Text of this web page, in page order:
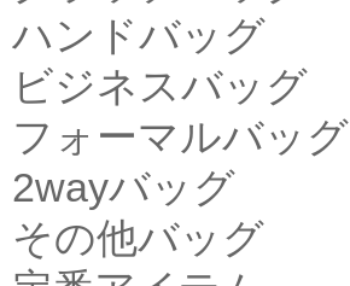
ハンドバッグ
ビジネスバッグ
フォーマルバッグ
2wayバッグ
その他バッグ